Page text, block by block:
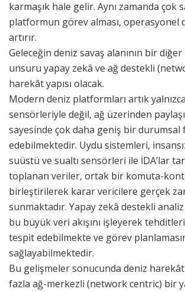
karmaşık hale gelir. Aynı zamanda çok
platformun görev alması, operasyonel
artırır.
Geleceğin deniz savaş alanının bir
unsuru yapay zekâ ve ağ destekli
harekât yapısı olacak.
Modern deniz platformları artık
sensörleriyle değil, ağ üzerinden
sayesinde çok daha geniş bir durumsal
edebilmektedir. Uydu sistemleri,
suüstü ve sualtı sensörleri ile İDA’lar
toplanan veriler, ortak bir komuta-
birleştirilerek karar vericilere gerçek
sunmaktadır. Yapay zekâ destekli
bu büyük veri akışını işleyerek tehditleri
tespit edebilmekte ve görev
sağlayabilmektedir.
Bu gelişmeler sonucunda deniz
fazla ağ-merkezli (network centric) bir